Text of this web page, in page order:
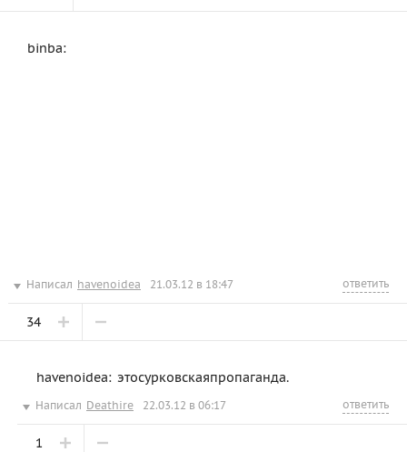
binba:
Написал havenoidea 21.03.12 в 18:47 ответить
34
havenoidea: этосурковскаяпропаганда.
Написал Deathire 22.03.12 в 06:17 ответить
1